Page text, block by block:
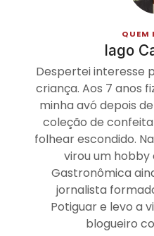
QUEM
Iago
Despertei interesse
criança. Aos 7 anos
minha avó depois
coleção de
folhear escondido.
virou um hobby
Gastronômica
jornalista
Potiguar e levo a
blogueiro